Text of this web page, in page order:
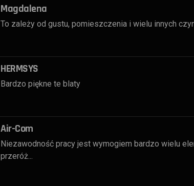
Magdalena
To zależy od gustu, pomieszczenia i wielu innych
HERMSYS
Bardzo piękne te blaty
Air-Com
Niezawodność pracy jest wymogiem bardzo wielu
przeróż...